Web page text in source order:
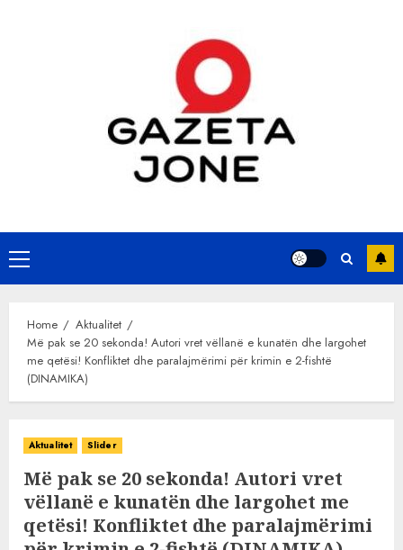
Primary
Menu
Home
Aktualitet
Më pak se 20 sekonda! Autori vret vëllanë e kunatën dhe largohet
me qetësi! Konfliktet dhe paralajmërimi për krimin e 2-fishtë
(DINAMIKA)
Aktualitet Slider
Më pak se 20 sekonda! Autori vret
vëllanë e kunatën dhe largohet me
qetësi! Konfliktet dhe paralajmërimi